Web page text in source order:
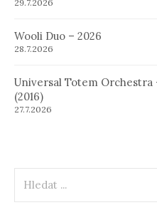
29.7.2026
Wooli Duo – 2026
28.7.2026
Universal Totem
(2016)
27.7.2026